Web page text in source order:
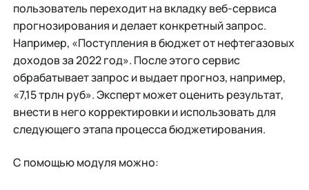
пользователь переходит на вкладку веб-сервиса
прогнозирования и делает конкретный запрос.
Например, «Поступления в бюджет от нефтегазовых
доходов за 2022 год». После этого сервис
обрабатывает запрос и выдает прогноз, например,
«7,15 трлн руб». Эксперт может оценить результат,
внести в него корректировки и использовать для
следующего этапа процесса бюджетирования.
С помощью модуля можно: